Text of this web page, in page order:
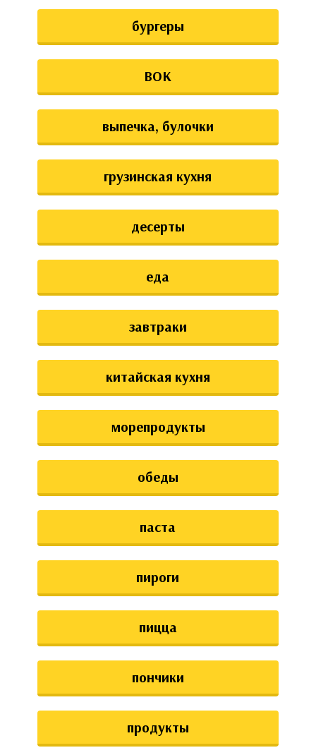
бургеры
ВОК
выпечка, булочки
грузинская кухня
десерты
еда
завтраки
китайская кухня
морепродукты
обеды
паста
пироги
пицца
пончики
продукты